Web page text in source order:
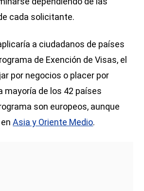
cada solicitante.
a ciudadanos de países
de Exención de Visas, el
por negocios o placer por
mayoría de los 42 países
son europeos, aunque
enAsia y Oriente Medio.